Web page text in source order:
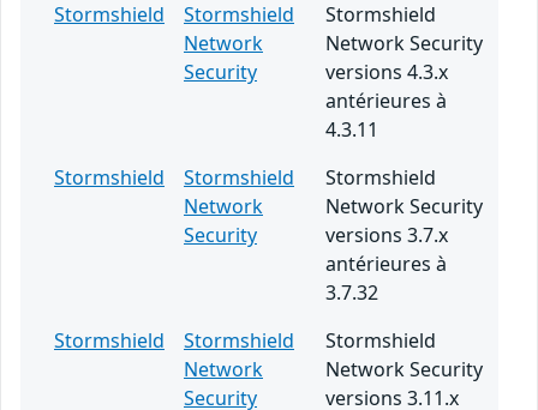
Stormshield
Stormshield
Network
Security
Stormshield
Network Security
versions 4.3.x
antérieures à
4.3.11
Stormshield
Stormshield
Network
Security
Stormshield
Network Security
versions 3.7.x
antérieures à
3.7.32
Stormshield
Stormshield
Network
Security
Stormshield
Network Security
versions 3.11.x